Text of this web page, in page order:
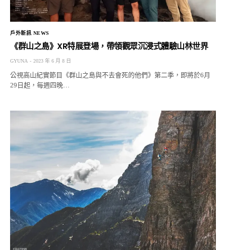
戶外新訊 NEWS
《群山之島》XR特展登場，帶領觀眾沉浸式體驗山林世界
GYUNA 2023 年 6 月 8 日
公視高山紀實節目《群山之島與不去會死的他們》第二季，即將於6月
29日起，每週四晚…